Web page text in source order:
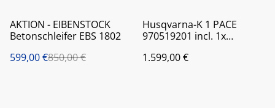
%
AKTION - EIBENSTOCK
Betonschleifer EBS 1802
599,00 €850,00 €
Husqvarna-K 1 PACE
970519201 incl. 1x
1.599,00 €